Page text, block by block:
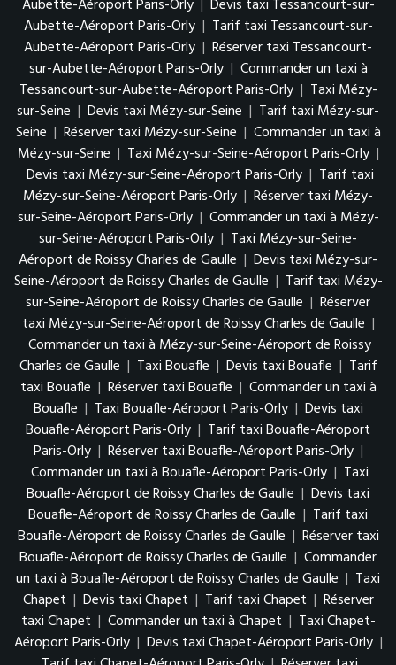
Aubette-Aéroport Paris-Orly | Devis taxi Tessancourt-sur-
Aubette-Aéroport Paris-Orly | Tarif taxi Tessancourt-sur-
Aubette-Aéroport Paris-Orly | Réserver taxi Tessancourt-
sur-Aubette-Aéroport Paris-Orly | Commander un taxi à
Tessancourt-sur-Aubette-Aéroport Paris-Orly | Taxi Mézy-
sur-Seine | Devis taxi Mézy-sur-Seine | Tarif taxi Mézy-sur-
Seine | Réserver taxi Mézy-sur-Seine | Commander un taxi à
Mézy-sur-Seine | Taxi Mézy-sur-Seine-Aéroport Paris-Orly |
Devis taxi Mézy-sur-Seine-Aéroport Paris-Orly | Tarif taxi
Mézy-sur-Seine-Aéroport Paris-Orly | Réserver taxi Mézy-
sur-Seine-Aéroport Paris-Orly | Commander un taxi à Mézy-
sur-Seine-Aéroport Paris-Orly | Taxi Mézy-sur-Seine-
Aéroport de Roissy Charles de Gaulle | Devis taxi Mézy-sur-
Seine-Aéroport de Roissy Charles de Gaulle | Tarif taxi Mézy-
sur-Seine-Aéroport de Roissy Charles de Gaulle | Réserver
taxi Mézy-sur-Seine-Aéroport de Roissy Charles de Gaulle |
Commander un taxi à Mézy-sur-Seine-Aéroport de Roissy
Charles de Gaulle | Taxi Bouafle | Devis taxi Bouafle | Tarif
taxi Bouafle | Réserver taxi Bouafle | Commander un taxi à
Bouafle | Taxi Bouafle-Aéroport Paris-Orly | Devis taxi
Bouafle-Aéroport Paris-Orly | Tarif taxi Bouafle-Aéroport
Paris-Orly | Réserver taxi Bouafle-Aéroport Paris-Orly |
Commander un taxi à Bouafle-Aéroport Paris-Orly | Taxi
Bouafle-Aéroport de Roissy Charles de Gaulle | Devis taxi
Bouafle-Aéroport de Roissy Charles de Gaulle | Tarif taxi
Bouafle-Aéroport de Roissy Charles de Gaulle | Réserver taxi
Bouafle-Aéroport de Roissy Charles de Gaulle | Commander
un taxi à Bouafle-Aéroport de Roissy Charles de Gaulle | Taxi
Chapet | Devis taxi Chapet | Tarif taxi Chapet | Réserver
taxi Chapet | Commander un taxi à Chapet | Taxi Chapet-
Aéroport Paris-Orly | Devis taxi Chapet-Aéroport Paris-Orly |